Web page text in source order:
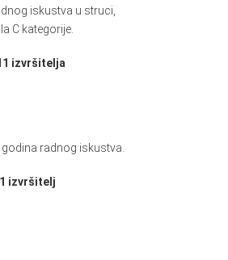
iskustva u struci,
C kategorije.
izvršitelja
radnog iskustva.
izvršitelj